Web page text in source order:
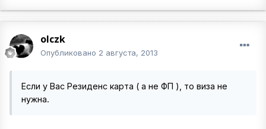
olczk
Опубликовано 2 августа, 2013
Если у Вас Резиденс карта ( а не ФП ), то виза не
нужна.